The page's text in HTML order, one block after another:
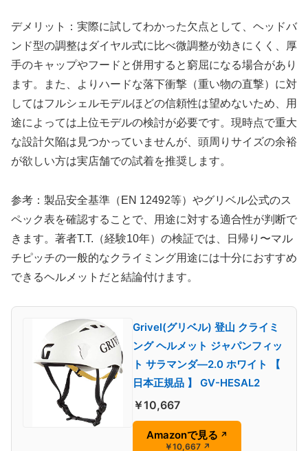
デメリット：実際に試してわかった欠点として、ヘッドバ
ンド型の調整はダイヤル式に比べ微調整が効きにくく、厚
手のキャップやフードと併用すると窮屈になる場合があり
ます。また、よりハードな落下衝撃（重い物の直撃）に対
してはフルシェルモデルほどの信頼性は望めないため、用
途によっては上位モデルの検討が必要です。現時点で重大
な設計欠陥は見つかっていませんが、頭周りサイズの余裕
が欲しい方は実店舗での試着を推奨します。
参考：製品安全基準（EN 12492等）やグリベル公式のス
ペック表を確認することで、用途に対する適合性が判断で
きます。著者T.T.（経験10年）の検証では、日帰り〜マル
チピッチの一般的なクライミング用途には十分におすすめ
できるヘルメットだと結論付けます。
Grivel(グリベル) 登山 クライミ
ング ヘルメット ジャパンフィッ
ト サラマンダ―2.0 ホワイト 【
日本正規品 】 GV-HESAL2
￥10,667
Amazonで見る ↗
￥10,667 ↗